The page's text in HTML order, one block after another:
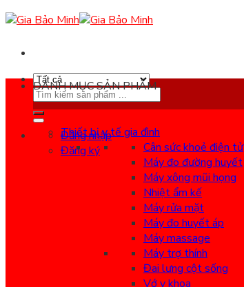
Skip
to
Search
for:
Đăng nhập
Đăng ký
DANH MỤC SẢN PHẨM
Thiết bị y tế gia đình
Cân sức khoẻ điện tử
Máy đo đường huyết
Máy xông mũi họng
Nhiệt ẩm kế
Máy rửa mặt
Máy đo huyết áp
Máy massage
Máy trợ thính
Đai lưng cột sống
Vớ y khoa